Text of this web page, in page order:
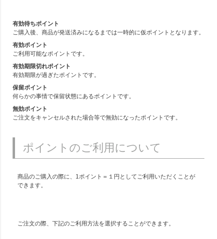
有効待ちポイント
ご購入後、商品が発送済みになるまでは一時的に仮ポイントとなります。
有効ポイント
ご利用可能なポイントです。
有効期限切れポイント
有効期限が過ぎたポイントです。
保留ポイント
何らかの事情で保留状態にあるポイントです。
無効ポイント
ご注文をキャンセルされた場合等で無効になったポイントです。
ポイントのご利用について
商品のご購入の際に、1ポイント＝１円としてご利用いただくことが
できます。
ご注文の際、下記のご利用方法を選択することができます。